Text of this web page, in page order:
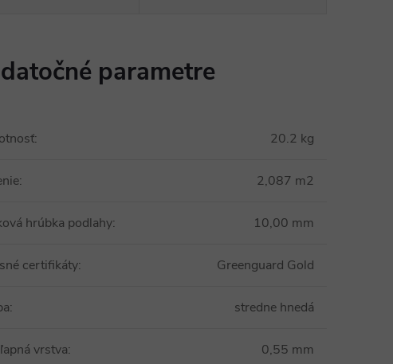
parametre
: 20.2 kg
: 2,087 m2
hrúbka podlahy: 10,00 mm
certifikáty: Greenguard Gold
: stredne hnedá
vrstva: 0,55 mm